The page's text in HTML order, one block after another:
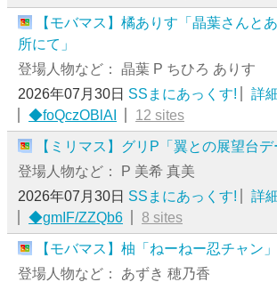
【モバマス】橘ありす「晶葉さんと
所にて」
登場人物など： 晶葉 P ちひろ ありす
2026年07月30日 SSまにあっくす!
詳
◆foQczOBlAI
12 sites
【ミリマス】グリP「翼との展望台デ
登場人物など： P 美希 真美
2026年07月30日 SSまにあっくす!
詳
◆gmIF/ZZQb6
8 sites
【モバマス】柚「ねーねー忍チャン」
登場人物など： あずき 穂乃香